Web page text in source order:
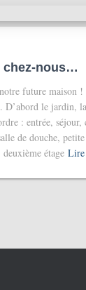
chez-nous…
future maison
D’abord le jardin,
: entrée, séjour,
de douche,
étage Lire